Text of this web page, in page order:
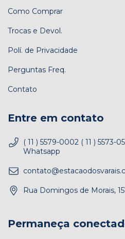
Como Comprar
Trocas e Devol.
Polí. de Privacidade
Perguntas Freq.
Contato
Entre em contato
( 11 ) 5579-0002 ( 11 ) 5573-
Whatsapp
Rua Domingos de Morais,
Permaneça